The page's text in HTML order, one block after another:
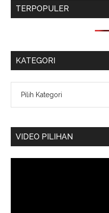
TERPOPULER
KATEGORI
VIDEO PILIHAN